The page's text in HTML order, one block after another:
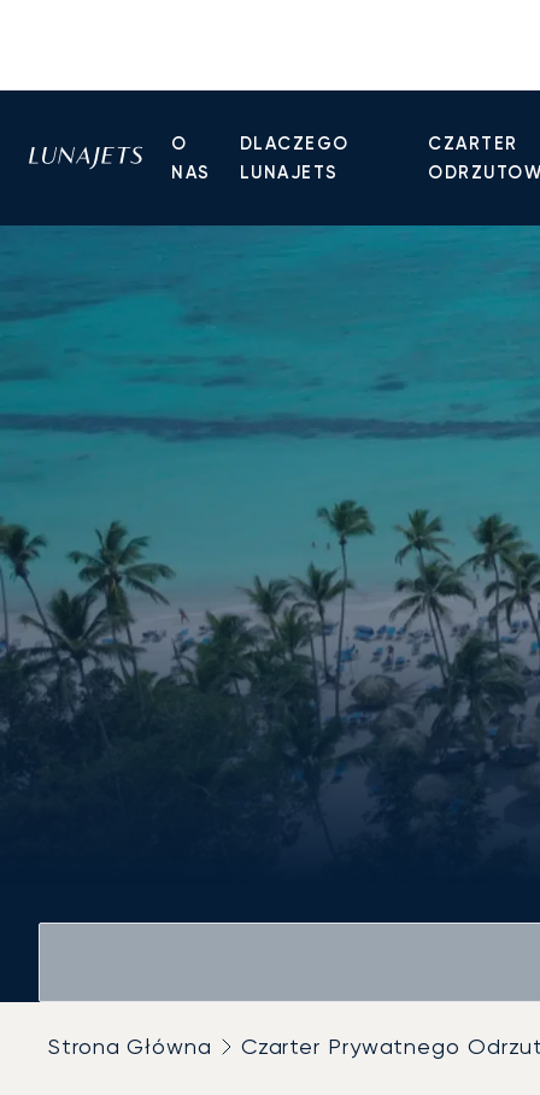
O
NAS
DLACZEGO
LUNAJETS
CZARTER
Strona Główna Czarter Prywatnego